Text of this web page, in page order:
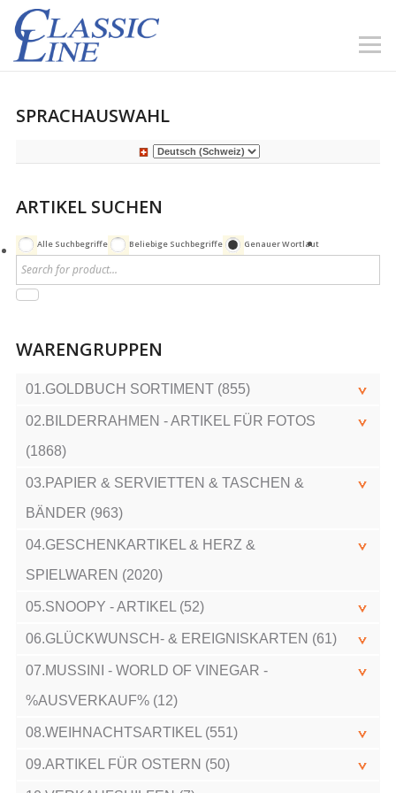
SPRACHAUSWAHL
ARTIKEL SUCHEN
Alle Suchbegriffe Beliebige Suchbegriffe Genauer Wortlaut
WARENGRUPPEN
01.GOLDBUCH SORTIMENT (855)
02.BILDERRAHMEN - ARTIKEL FÜR FOTOS
(1868)
03.PAPIER & SERVIETTEN & TASCHEN &
BÄNDER (963)
04.GESCHENKARTIKEL & HERZ &
SPIELWAREN (2020)
05.SNOOPY - ARTIKEL (52)
06.GLÜCKWUNSCH- & EREIGNISKARTEN (61)
07.MUSSINI - WORLD OF VINEGAR -
%AUSVERKAUF% (12)
08.WEIHNACHTSARTIKEL (551)
09.ARTIKEL FÜR OSTERN (50)